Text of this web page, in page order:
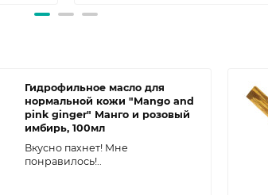
Гидрофильное масло для
нормальной кожи "Mango and
pink ginger" Манго и розовый
имбирь, 100мл
Вкусно пахнет! Мне
понравилось!..